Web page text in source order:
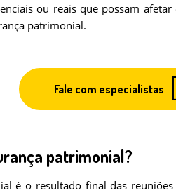
ou reais que possam
patrimonial.
Fale com especialistas
patrimonial?
é o resultado final das